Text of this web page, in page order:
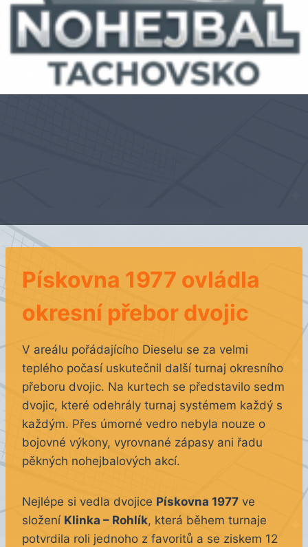
Pískovna 1977 ovládla
okresní přebor dvojic
V areálu pořádajícího Dieselu se za velmi
teplého počasí uskutečnil další turnaj okresního
přeboru dvojic. Na kurtech se představilo sedm
dvojic, které odehrály turnaj systémem každý s
každým. Přes úmorné vedro nebyla nouze o
bojovné výkony, vyrovnané zápasy ani řadu
pěkných nohejbalových akcí.
Nejlépe si vedla dvojice Pískovna 1977 ve
složení Klinka – Rohlík, která během turnaje
potvrdila roli jednoho z favoritů a se ziskem 12